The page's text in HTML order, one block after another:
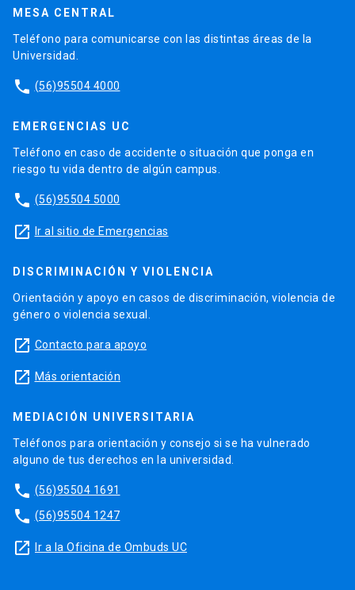
MESA CENTRAL
Teléfono para comunicarse con las distintas áreas de la
Universidad.
phone (56)95504 4000
EMERGENCIAS UC
Teléfono en caso de accidente o situación que ponga en
riesgo tu vida dentro de algún campus.
phone (56)95504 5000
launch Ir al sitio de Emergencias
DISCRIMINACIÓN Y VIOLENCIA
Orientación y apoyo en casos de discriminación, violencia de
género o violencia sexual.
launch Contacto para apoyo
launch Más orientación
MEDIACIÓN UNIVERSITARIA
Teléfonos para orientación y consejo si se ha vulnerado
alguno de tus derechos en la universidad.
phone (56)95504 1691
phone (56)95504 1247
launch Ir a la Oficina de Ombuds UC